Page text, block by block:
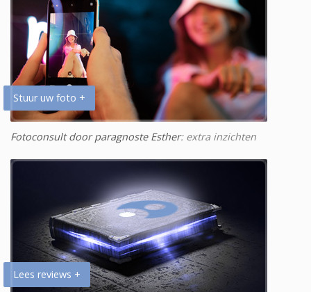
Stuur uw foto +
Fotoconsult door paragnoste Esther: extra inzichten
Lees reviews +